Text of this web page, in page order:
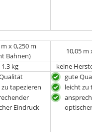
x 0,250 m
Bahnen)
10,05 m
1,3 kg keine
tapezieren
Eindruck
gute
leicht zu